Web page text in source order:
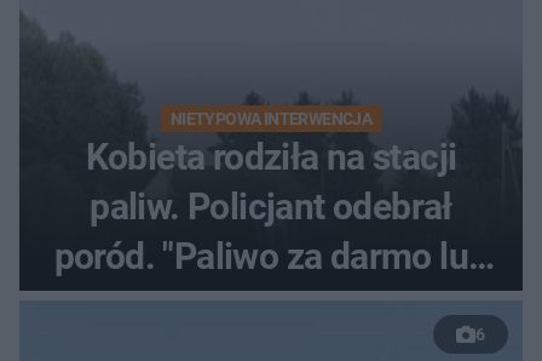
NIETYPOWA INTERWENCJA
Kobieta rodziła na stacji
paliw. Policjant odebrał
poród. "Paliwo za darmo lub
50 %!"
6